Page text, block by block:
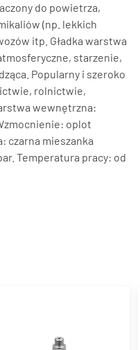
do powietrza,
(np. lekkich
itp. Gładka warstwa
starzenie,
Popularny i szeroko
rolnictwie,
wewnętrzna:
oplot
czarna mieszanka
Temperatura pracy: od